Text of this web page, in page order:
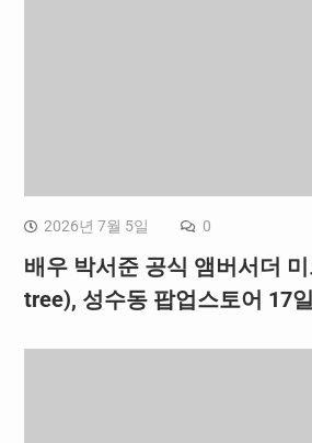
2026년 7월 5일 0
배우 박서준 공식 앰버서더
tree), 성수동 팝업스토어 17